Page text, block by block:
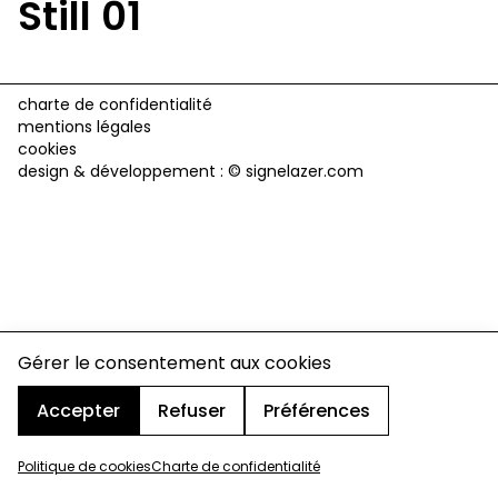
Gérer le consentement aux cookies
Accepter
Refuser Préférences
Politique de cookiesCharte de confidentialité
Still 01
charte de confidentialité
mentions légales
cookies
design & développement : © signelazer.com